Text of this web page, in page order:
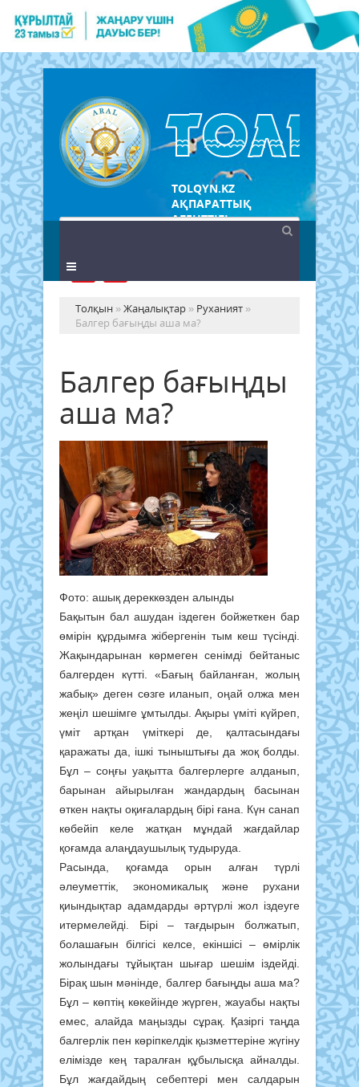
TOLQYN.KZ
АҚПАРАТТЫҚ
АГЕНТТІГІ
Толқын »Жаңалықтар » Руханият »
Балгер бағыңды аша ма?
Балгер бағыңды
аша ма?
Фото: ашық дереккөзден алынды
Бақытын бал ашудан іздеген бойжеткен бар
өмірін құрдымға жібергенін тым кеш түсінді.
Жақындарынан көрмеген сенімді бейтаныс
балгерден күтті. «Бағың байланған, жолың
жабық» деген сөзге иланып, оңай олжа мен
жеңіл шешімге ұмтылды. Ақыры үміті күйреп,
үміт артқан үміткері де, қалтасындағы
қаражаты да, ішкі тыныштығы да жоқ болды.
Бұл – соңғы уақытта балгерлерге алданып,
барынан айырылған жандардың басынан
өткен нақты оқиғалардың бірі ғана. Күн санап
көбейіп келе жатқан мұндай жағдайлар
қоғамда алаңдаушылық тудыруда.
Расында, қоғамда орын алған түрлі
әлеуметтік, экономикалық және рухани
қиындықтар адамдарды әртүрлі жол іздеуге
итермелейді. Бірі – тағдырын болжатып,
болашағын білгісі келсе, екіншісі – өмірлік
жолындағы тұйықтан шығар шешім іздейді.
Бірақ шын мәнінде, балгер бағыңды аша ма?
Бұл – көптің көкейінде жүрген, жауабы нақты
емес, алайда маңызды сұрақ. Қазіргі таңда
балгерлік пен көріпкелдік қызметтеріне жүгіну
елімізде кең таралған құбылысқа айналды.
Бұл жағдайдың себептері мен салдарын